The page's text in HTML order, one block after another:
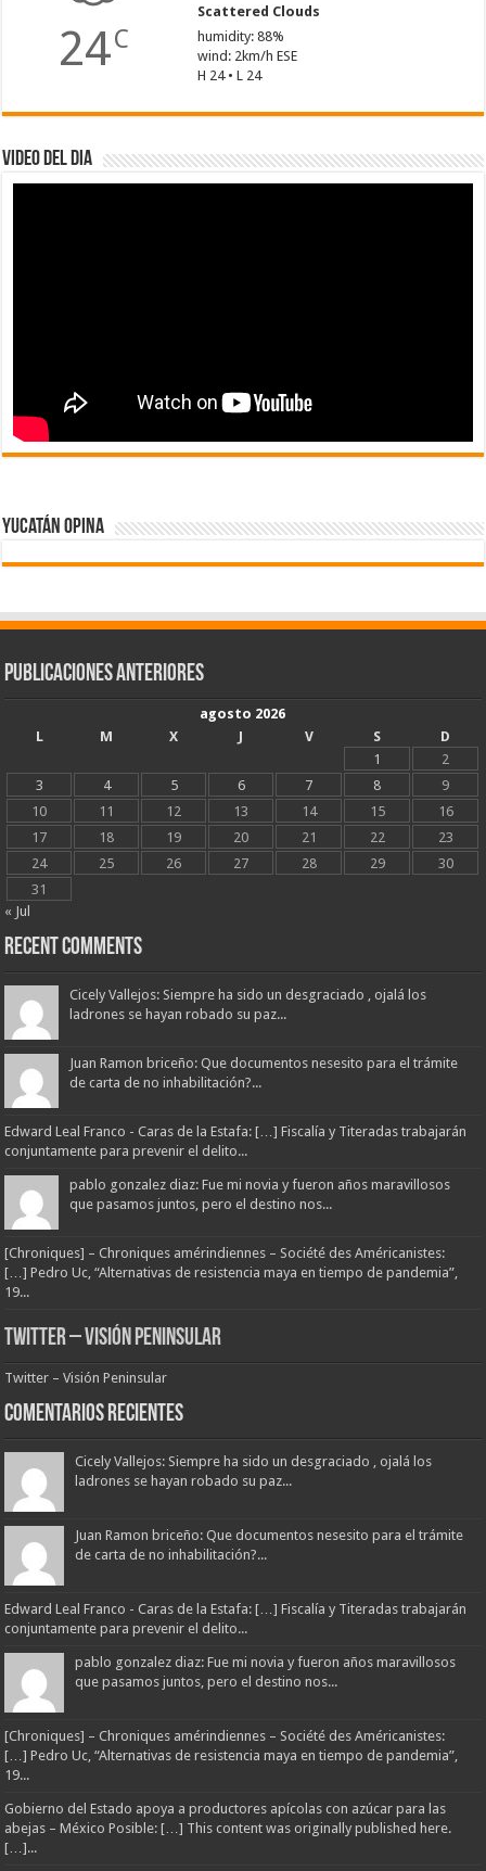
24C
Scattered Clouds
humidity: 88%
wind: 2km/h ESE
H 24 • L 24
Video del dia
Yucatán Opina
Publicaciones Anteriores
agosto 2026
L
M X J V S
D
1
2
3
4 5 6 7 8
9
10
11 12 13 14 15
16
17
18 19 20 21 22
23
24
25 26 27 28 29
30
31
« Jul
Recent Comments
Cicely Vallejos: Siempre ha sido un desgraciado , ojalá los
ladrones se hayan robado su paz...
Juan Ramon briceño: Que documentos nesesito para el trámite
de carta de no inhabilitación?...
Edward Leal Franco - Caras de la Estafa: […] Fiscalía y Titeradas trabajarán
conjuntamente para prevenir el delito...
pablo gonzalez diaz: Fue mi novia y fueron años maravillosos
que pasamos juntos, pero el destino nos...
[Chroniques] – Chroniques amérindiennes – Société des Américanistes:
[…] Pedro Uc, “Alternativas de resistencia maya en tiempo de pandemia”,
19...
Twitter – Visión Peninsular
Twitter – Visión Peninsular
Comentarios Recientes
Cicely Vallejos: Siempre ha sido un desgraciado , ojalá los
ladrones se hayan robado su paz...
Juan Ramon briceño: Que documentos nesesito para el trámite
de carta de no inhabilitación?...
Edward Leal Franco - Caras de la Estafa: […] Fiscalía y Titeradas trabajarán
conjuntamente para prevenir el delito...
pablo gonzalez diaz: Fue mi novia y fueron años maravillosos
que pasamos juntos, pero el destino nos...
[Chroniques] – Chroniques amérindiennes – Société des Américanistes:
[…] Pedro Uc, “Alternativas de resistencia maya en tiempo de pandemia”,
19...
Gobierno del Estado apoya a productores apícolas con azúcar para las
abejas – México Posible: […] This content was originally published here.
[…]...